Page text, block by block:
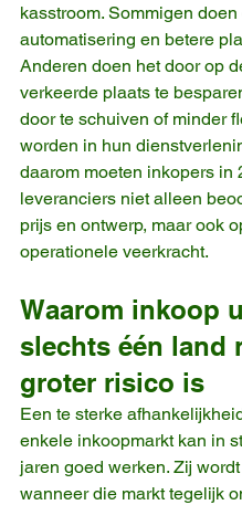
kasstroom. Sommigen
automatisering en betere
Anderen doen het door op
verkeerde plaats te
door te schuiven of minder
worden in hun
daarom moeten inkopers in
leveranciers niet alleen
prijs en ontwerp, maar ook
operationele veerkracht.
Waarom inkoop
slechts één land
groter risico is
Een te sterke
enkele inkoopmarkt kan in
jaren goed werken. Zij
wanneer die markt tegelijk